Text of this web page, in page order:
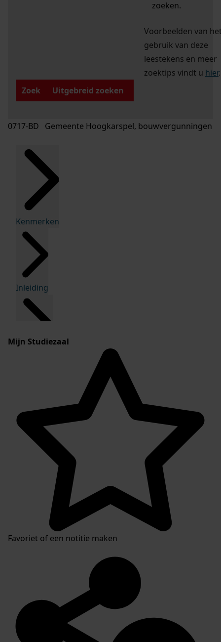
zoeken.
Voorbeelden van
gebruik van deze
leestekens en meer
zoektips vindt u hier.
Zoek
Uitgebreid zoeken
0717-BD Gemeente Hoogkarspel, bouwvergunningen
Kenmerken
Inleiding
Mijn Studiezaal
Favoriet of een notitie maken